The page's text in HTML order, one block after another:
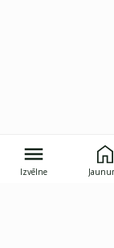
Izvēlne